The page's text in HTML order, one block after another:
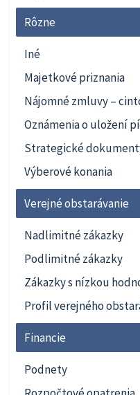
Rôzne
Iné
Majetkové priznania
Nájomné zmluvy –
Oznámenia o uložení
Strategické
Výberové konania
Verejné obstarávanie
Nadlimitné zákazky
Podlimitné zákazky
Zákazky s nízkou
Profil verejného
Financie
Podnety